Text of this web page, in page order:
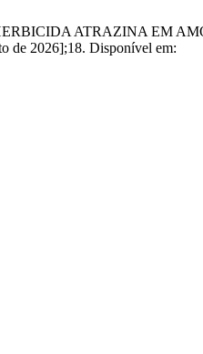
ATRAZINA EM
de 2026];18. Disponível em: